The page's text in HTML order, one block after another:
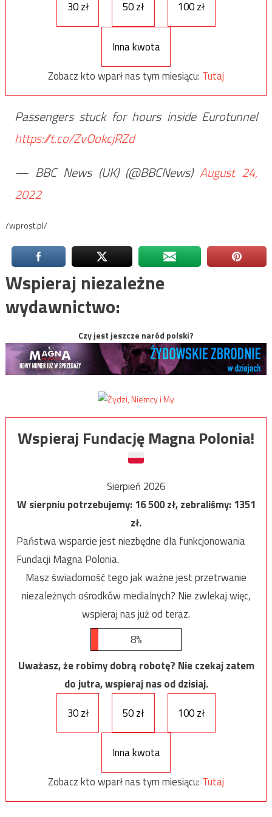
30 zł 50 zł 100 zł
Inna kwota
Zobacz kto wparł nas tym miesiącu: Tutaj
Passengers stuck for hours inside Eurotunnel
https://t.co/ZvOokcjRZd
— BBC News (UK) (@BBCNews)August 24,
2022
/wprost.pl/
Wspieraj niezależne
wydawnictwo:
Czy jest jeszcze naród polski?
Wspieraj Fundację Magna Polonia!
Sierpień 2026
W sierpniu potrzebujemy:16 500zł, zebraliśmy:1351
zł.
Państwa wsparcie jest niezbędne dla funkcjonowania
Fundacji Magna Polonia.
Masz świadomość tego jak ważne jest przetrwanie
niezależnych ośrodków medialnych? Nie zwlekaj więc,
wspieraj nas już od teraz.
8%
Uważasz, że robimy dobrą robotę? Nie czekaj zatem
do jutra, wspieraj nas od dzisiaj.
30 zł
50 zł 100 zł
Inna kwota
Zobacz kto wparł nas tym miesiącu: Tutaj